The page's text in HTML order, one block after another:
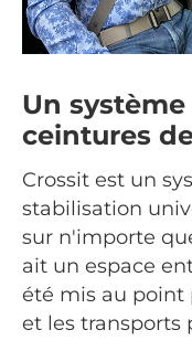
Un
ceintures
Crossit est un
stabilisation
sur n'importe
ait un espace
été mis au point
et les transports